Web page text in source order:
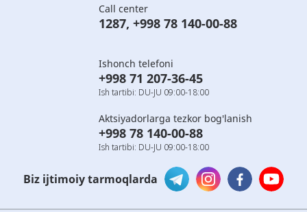
Call center
1287, +998 78 140-00-88
Ishonch telefoni
+998 71 207-36-45
Ish tartibi: DU-JU 09:00-18:00
Aktsiyadorlarga tezkor bog'lanish
+998 78 140-00-88
Ish tartibi: DU-JU 09:00-18:00
Biz ijtimoiy tarmoqlarda